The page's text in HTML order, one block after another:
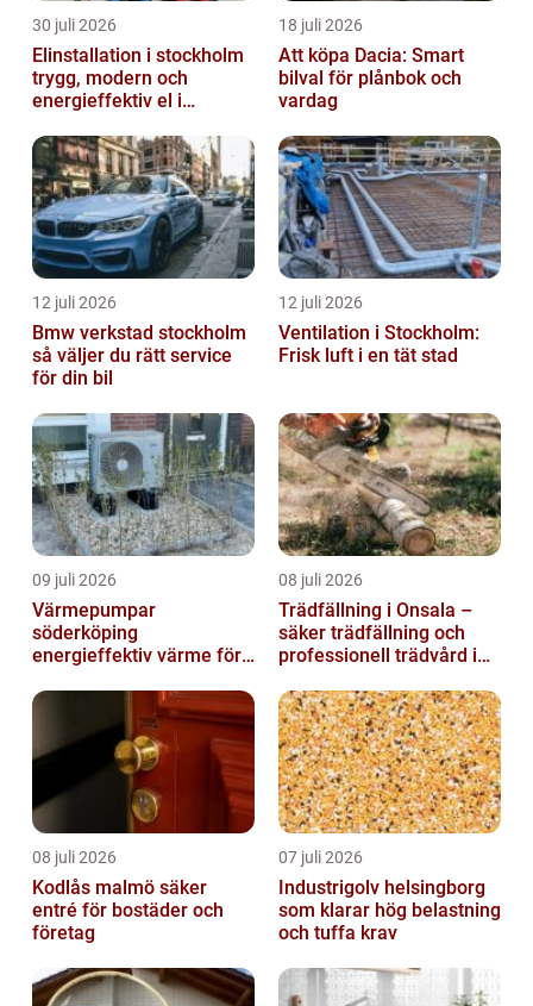
30 juli 2026
Elinstallation i stockholm
trygg, modern och
energieffektiv el i
18 juli 2026
Att köpa Dacia: Smart
bilval för plånbok och
vardag
12 juli 2026
Bmw verkstad stockholm
så väljer du rätt service
för din bil
12 juli 2026
Ventilation i Stockholm:
Frisk luft i en tät stad
09 juli 2026
Värmepumpar
söderköping
energieffektiv värme för
08 juli 2026
Trädfällning i Onsala –
säker trädfällning och
professionell trädvård i
08 juli 2026
Kodlås malmö säker
entré för bostäder och
företag
07 juli 2026
Industrigolv helsingborg
som klarar hög belastning
och tuffa krav